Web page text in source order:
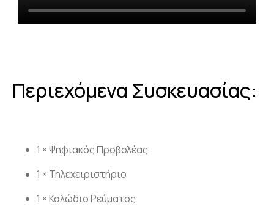
Περιεχόμενα Συσκευασίας:
1 × Ψηφιακός Προβολέας
1 × Τηλεχειριστήριο
1 × Καλώδιο Ρεύματος